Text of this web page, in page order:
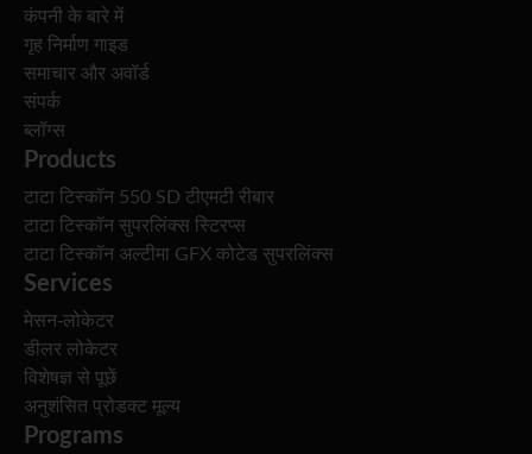
कंपनी के बारे में
गृह निर्माण गाइड
समाचार और अवॉर्ड
संपर्क
ब्लॉग्स
Products
टाटा टिस्कॉन 550 SD टीएमटी रीबार
टाटा टिस्कॉन सुपरलिंक्स स्टिरप्स
टाटा टिस्कॉन अल्टीमा GFX कोटेड सुपरलिंक्स
Services
मेसन-लोकेटर
डीलर लोकेटर
विशेषज्ञ से पूछें
अनुशंसित प्रोडक्ट मूल्य
Programs